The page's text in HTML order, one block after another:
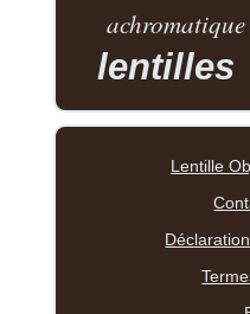
achromatique
lentilles
Lentille